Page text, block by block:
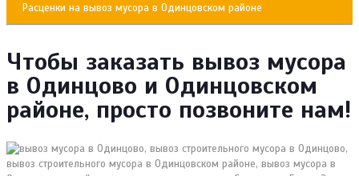
Расценки на вывоз мусора в Одинцовском районе
Чтобы заказать вывоз мусора
в Одинцово и Одинцовском
районе, просто позвоните нам!